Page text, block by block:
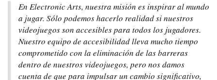
En Electronic Arts, nuestra misión es inspirar al mundo
a jugar. Sólo podemos hacerlo realidad si nuestros
videojuegos son accesibles para todos los jugadores.
Nuestro equipo de accesibilidad lleva mucho tiempo
comprometido con la eliminación de las barreras
dentro de nuestros videojuegos, pero nos damos
cuenta de que para impulsar un cambio significativo,